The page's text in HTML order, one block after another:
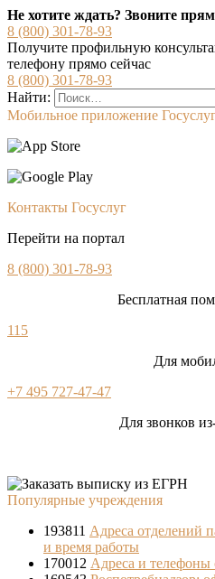
Не хотите ждать? Звоните
8 (800) 301-78-93
Получите профильную
телефону прямо сейчас
8 (800) 301-78-93
Найти:
Мобильное приложение
Контакты Госуслуг
Перейти на портал
8 (800) 301-78-93
Бесплатная
115
Для
+7 495 727-47-47
Для звонков
Популярные учреждения
193811 Адреса отделений
и время работы
170012 Адреса и